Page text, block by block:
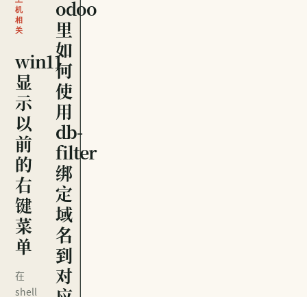
机
相
关
win11
显
示
以
前
的
右
键
菜
单
在
shell
odoo
里
如
何
使
用
db-
filter
绑
定
域
名
到
对